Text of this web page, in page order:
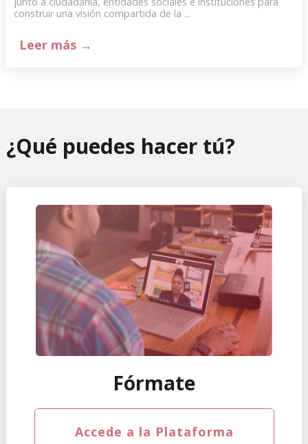
construir una visión compartida de la ...
Leer más →
¿Qué puedes hacer tú?
Fórmate
Accede a la Plataforma